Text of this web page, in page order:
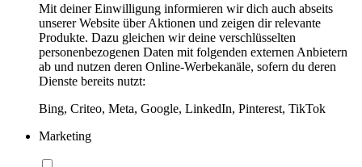
Mit deiner Einwilligung informieren wir dich auch abseits
unserer Website über Aktionen und zeigen dir relevante
Produkte. Dazu gleichen wir deine verschlüsselten
personenbezogenen Daten mit folgenden externen Anbietern
ab und nutzen deren Online-Werbekanäle, sofern du deren
Dienste bereits nutzt:
Bing, Criteo, Meta, Google, LinkedIn, Pinterest, TikTok
Marketing